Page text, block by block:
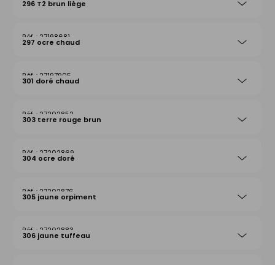
296 T2 brun liège
27198681
297 ocre chaud
27197905
301 doré chaud
27202852
303 terre rouge brun
27202869
304 ocre doré
27202876
305 jaune orpiment
27202883
306 jaune tuffeau